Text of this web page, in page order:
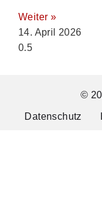
Weiter »
14. April 2026
©
Datenschutz